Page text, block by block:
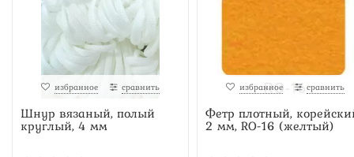
избранное сравнить
Шнур вязаный, полый
круглый, 4 мм
избранное сравнить
Фетр плотный,
2 мм, RO-16 (желтый)